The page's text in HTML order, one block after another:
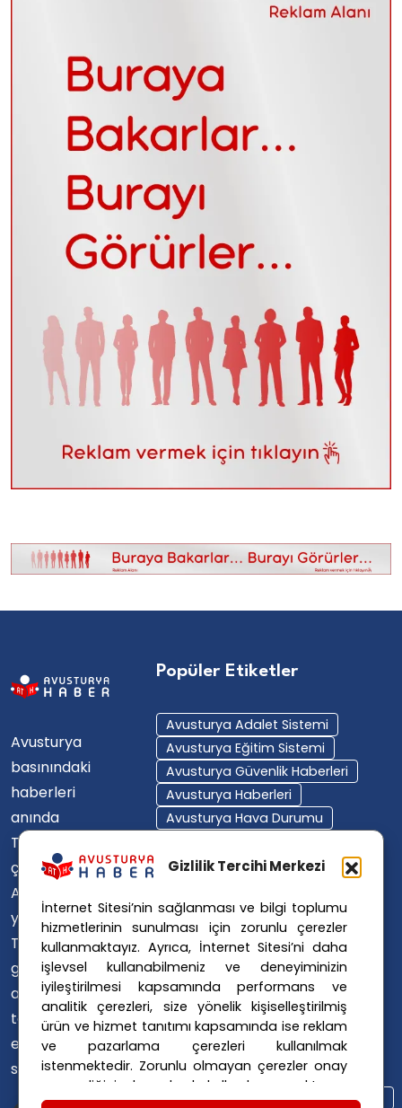
Gizlilik Tercihi Merkezi
İnternet Sitesi’nin sağlanması ve bilgi toplumu
hizmetlerinin sunulması için zorunlu çerezler
kullanmaktayız. Ayrıca, İnternet Sitesi’ni daha
işlevsel kullanabilmeniz ve deneyiminizin
iyileştirilmesi kapsamında performans ve
analitik çerezleri, size yönelik kişiselleştirilmiş
ürün ve hizmet tanıtımı kapsamında ise reklam
ve pazarlama çerezleri kullanılmak
istenmektedir. Zorunlu olmayan çerezler onay
vermediğiniz durumlarda kullanılmayacaktır.
Avusturya
basınındaki
haberleri
anında
Türkçe'ye
çevirerek,
Avusturya'da
yaşayan
Türklerin ülke
gündemini
ana dillerinde
takip
etmelerini
sağlıyoruz.
Popüler Etiketler
Avusturya Adalet Sistemi
Avusturya Eğitim Sistemi
Avusturya Güvenlik Haberleri
Avusturya Haberleri
Avusturya Hava Durumu
Avusturya Polisi
Avusturya Polis Soruşturması
Avusturya Sağlık Sistemi
Avusturya Siyaseti
Avusturya Suç Haberleri
Avusturya Trafik Haberleri
Donald Trump
FPÖ
Graz Okul Saldırısı
Internet Dolandırıcılığı
Itfaiye Müdahalesi
Viyana Polisi